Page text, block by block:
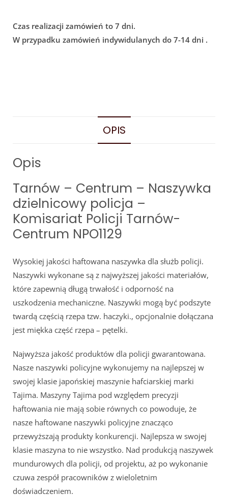
Czas realizacji zamówień to 7 dni.
W przypadku zamówień indywidulanych do 7-14 dni .
OPIS
Opis
Tarnów – Centrum – Naszywka
dzielnicowy policja –
Komisariat Policji Tarnów-
Centrum NPO1129
Wysokiej jakości haftowana naszywka dla służb policji.
Naszywki wykonane są z najwyższej jakości materiałów,
które zapewnią długą trwałość i odporność na
uszkodzenia mechaniczne. Naszywki mogą być podszyte
twardą częścią rzepa tzw. haczyki., opcjonalnie dołączana
jest miękka część rzepa – pętelki.
Najwyższa jakość produktów dla policji gwarantowana.
Nasze naszywki policyjne wykonujemy na najlepszej w
swojej klasie japońskiej maszynie hafciarskiej marki
Tajima. Maszyny Tajima pod względem precyzji
haftowania nie mają sobie równych co powoduje, że
nasze haftowane naszywki policyjne znacząco
przewyższają produkty konkurencji. Najlepsza w swojej
klasie maszyna to nie wszystko. Nad produkcją naszywek
mundurowych dla policji, od projektu, aż po wykonanie
czuwa zespół pracowników z wieloletnim
doświadczeniem.